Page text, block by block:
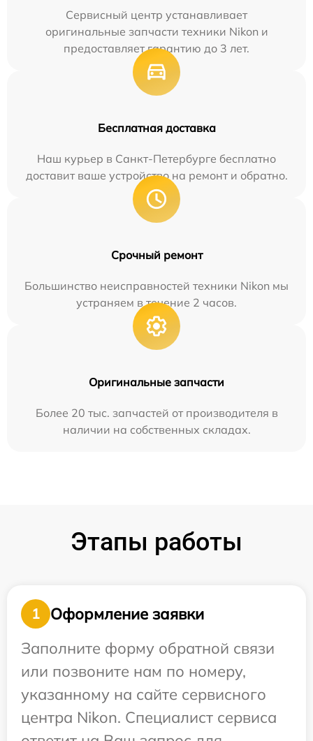
Сервисный центр устанавливает
оригинальные запчасти техники Nikon и
предоставляет гарантию до 3 лет.
Бесплатная доставка
Наш курьер в Санкт-Петербурге бесплатно
доставит ваше устройство на ремонт и обратно.
Срочный ремонт
Большинство неисправностей техники Nikon мы
устраняем в течение 2 часов.
Оригинальные запчасти
Более 20 тыс. запчастей от производителя в
наличии на собственных складах.
Этапы работы
1
Оформление заявки
Заполните форму обратной связи
или позвоните нам по номеру,
указанному на сайте сервисного
центра Nikon. Специалист сервиса